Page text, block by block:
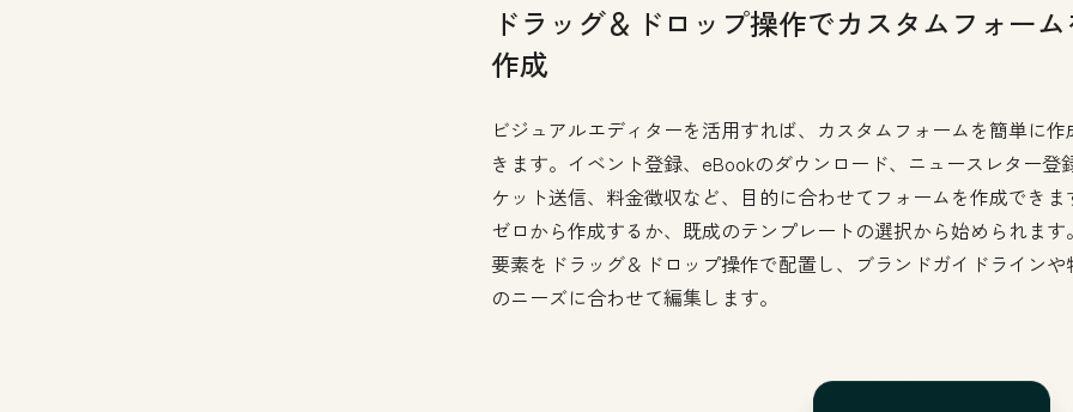
ドラッグ＆ドロップ操作でカスタムフォー
作成
ビジュアルエディターを活用すれば、カスタムフォームを簡単に作
きます。イベント登録、eBookのダウンロード、ニュースレター登
ケット送信、料金徴収など、目的に合わせてフォームを作成できま
ゼロから作成するか、既成のテンプレートの選択から始められます
要素をドラッグ＆ドロップ操作で配置し、ブランドガイドラインや
のニーズに合わせて編集します。